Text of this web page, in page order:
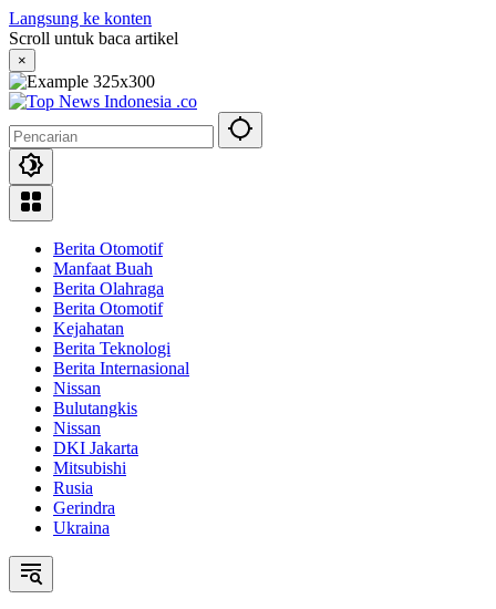
Langsung ke konten
Scroll untuk baca artikel
×
Berita Otomotif
Manfaat Buah
Berita Olahraga
Berita Otomotif
Kejahatan
Berita Teknologi
Berita Internasional
Nissan
Bulutangkis
Nissan
DKI Jakarta
Mitsubishi
Rusia
Gerindra
Ukraina